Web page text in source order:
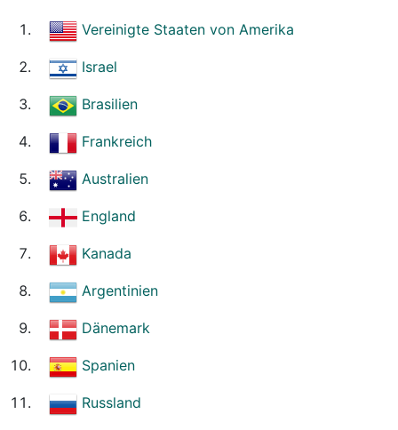
Vereinigte Staaten von Amerika
Israel
Brasilien
Frankreich
Australien
England
Kanada
Argentinien
Dänemark
Spanien
Russland